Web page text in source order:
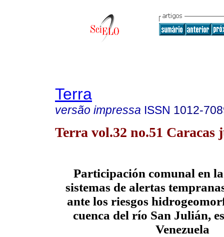
Terra
versão impressa ISSN 1012-
Terra vol.32 no.51 Caracas
Participación comunal en
sistemas de alertas
ante los riesgos
cuenca del río San Julián,
Venezuela